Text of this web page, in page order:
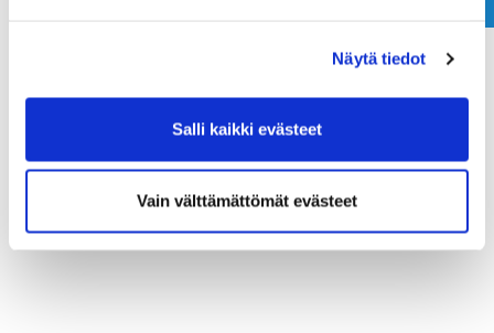
Näytä tiedot
Salli kaikki evästeet
Vain välttämättömät evästeet